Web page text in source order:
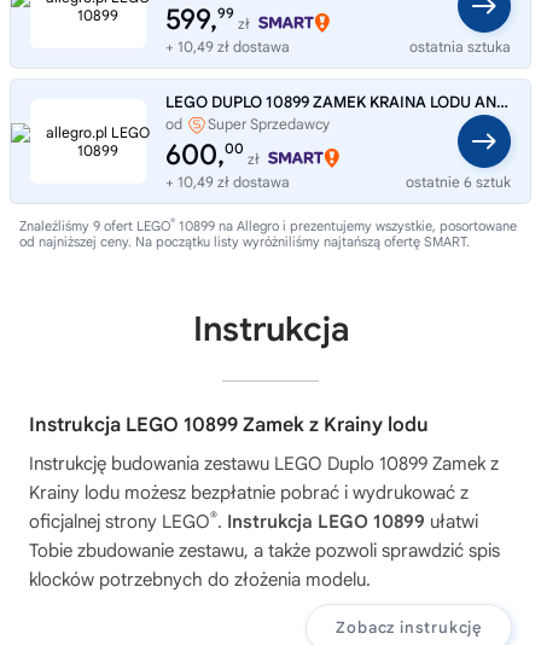
599,99
zł
+ 10,49 zł dostawa
ostatnia sztuka
LEGO DUPLO 10899 ZAMEK KRAINA LODU ANNA ELZA kloc
od
Super Sprzedawcy
PiasecznoZabawki
600,00
zł
+ 10,49 zł dostawa
ostatnie 6 sztuk
Znaleźliśmy 9 ofert LEGO® 10899 na Allegro i prezentujemy wszystkie, posortowane
od najniższej ceny. Na początku listy wyróżniliśmy najtańszą ofertę SMART.
Instrukcja
Instrukcja LEGO 10899 Zamek z Krainy lodu
Instrukcję budowania zestawu LEGO Duplo 10899 Zamek z
Krainy lodu możesz bezpłatnie pobrać i wydrukować z
oficjalnej strony LEGO®. Instrukcja LEGO 10899 ułatwi
Tobie zbudowanie zestawu, a także pozwoli sprawdzić spis
klocków potrzebnych do złożenia modelu.
Zobacz instrukcję